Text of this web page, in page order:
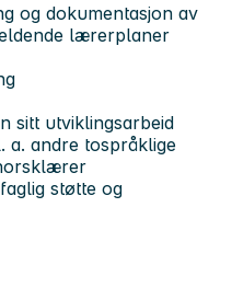
og dokumentasjon av
lærerplaner
sitt utviklingsarbeid
a. andre tospråklige
støtte og